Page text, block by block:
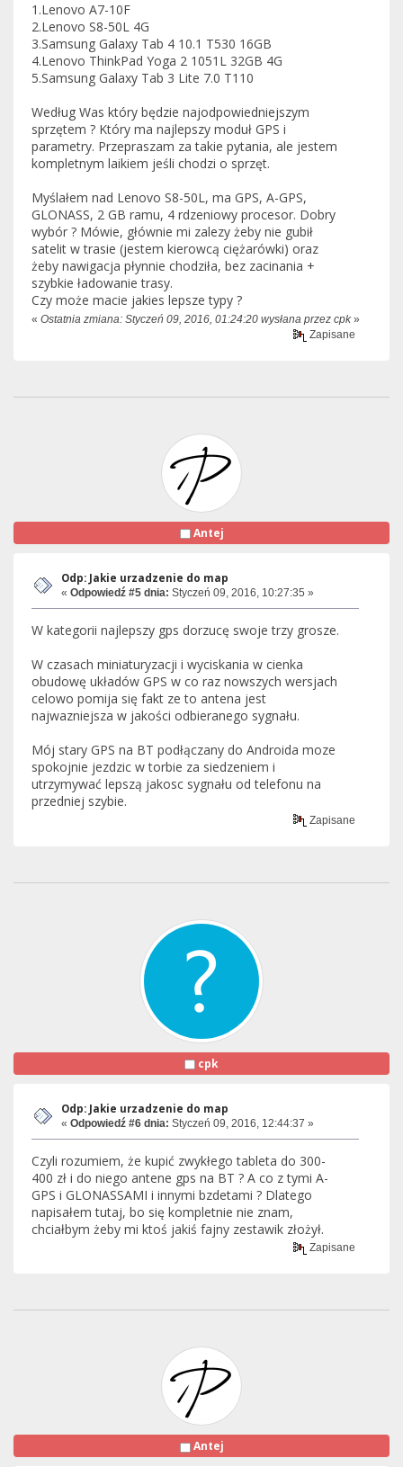
1.Lenovo A7-10F
2.Lenovo S8-50L 4G
3.Samsung Galaxy Tab 4 10.1 T530 16GB
4.Lenovo ThinkPad Yoga 2 1051L 32GB 4G
5.Samsung Galaxy Tab 3 Lite 7.0 T110
Według Was który będzie najodpowiedniejszym
sprzętem ? Który ma najlepszy moduł GPS i
parametry. Przepraszam za takie pytania, ale jestem
kompletnym laikiem jeśli chodzi o sprzęt.
Myślałem nad Lenovo S8-50L, ma GPS, A-GPS,
GLONASS, 2 GB ramu, 4 rdzeniowy procesor. Dobry
wybór ? Mówie, głównie mi zalezy żeby nie gubił
satelit w trasie (jestem kierowcą ciężarówki) oraz
żeby nawigacja płynnie chodziła, bez zacinania +
szybkie ładowanie trasy.
Czy może macie jakies lepsze typy ?
« Ostatnia zmiana: Styczeń 09, 2016, 01:24:20 wysłana przez cpk »
Zapisane
Antej
Odp: Jakie urzadzenie do map
« Odpowiedź #5 dnia: Styczeń 09, 2016, 10:27:35 »
W kategorii najlepszy gps dorzucę swoje trzy grosze.
W czasach miniaturyzacji i wyciskania w cienka
obudowę układów GPS w co raz nowszych wersjach
celowo pomija się fakt ze to antena jest
najwazniejsza w jakości odbieranego sygnału.
Mój stary GPS na BT podłączany do Androida moze
spokojnie jezdzic w torbie za siedzeniem i
utrzymywać lepszą jakosc sygnału od telefonu na
przedniej szybie.
Zapisane
cpk
Odp: Jakie urzadzenie do map
« Odpowiedź #6 dnia: Styczeń 09, 2016, 12:44:37 »
Czyli rozumiem, że kupić zwykłego tableta do 300-
400 zł i do niego antene gps na BT ? A co z tymi A-
GPS i GLONASSAMI i innymi bzdetami ? Dlatego
napisałem tutaj, bo się kompletnie nie znam,
chciałbym żeby mi ktoś jakiś fajny zestawik złożył.
Zapisane
Antej